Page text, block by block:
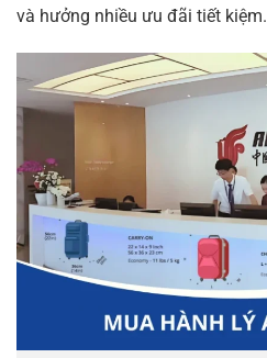
và hưởng nhiều ưu đãi tiết kiệm.